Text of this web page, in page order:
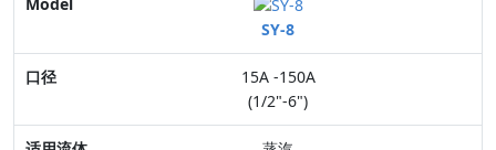
口径
适用流体
最高压力
SY-8
15A -150A
(1/2"-6")